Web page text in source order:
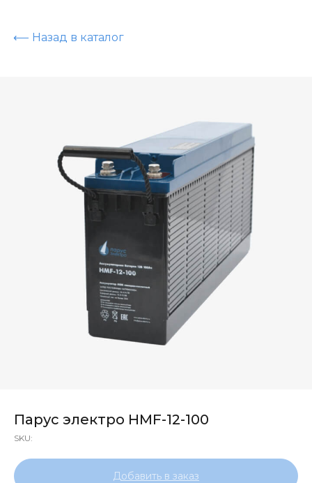
⟵ Назад в каталог
Парус электро HMF-12-100
SKU:
Добавить в заказ